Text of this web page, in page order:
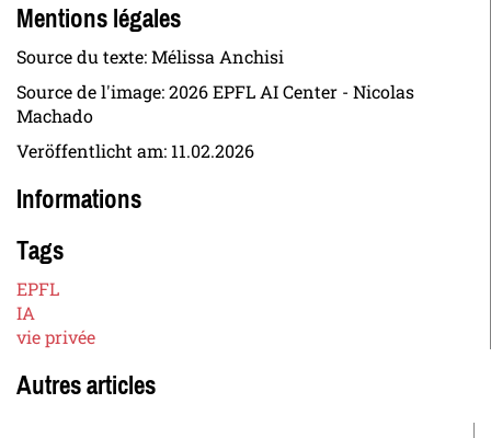
Mentions légales
Source du texte: Mélissa Anchisi
Source de l'image: 2026 EPFL AI Center - Nicolas
Machado
Veröffentlicht am: 11.02.2026
Informations
Tags
EPFL
IA
vie privée
Autres articles